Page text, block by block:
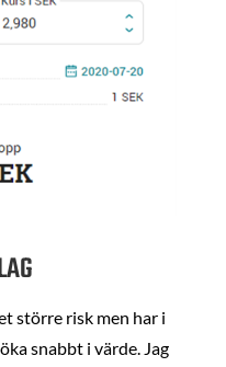
större risk men har i
snabbt i värde. Jag